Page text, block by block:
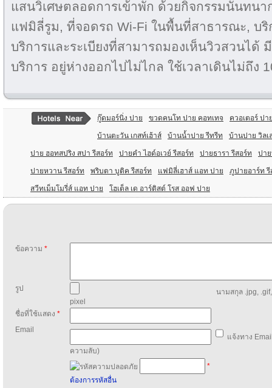
แสนวิเศษตลอดการเข้าพัก ด้วยกิจกรรมนันทน
แฟมิลี่รูม, ที่จอดรถ Wi-Fi ในพื้นที่สาธารณะ, บริ
บริการและระเบียงที่สามารถมองเห็นวิวสวนได้
บริการ อยู่ห่างออกไปไม่ไกล ใช้เวลาเดินไม่ถึง
กู๊ดมอร์นิ่ง ปาย ขวดคนโท ปาย คอทเทจ ควอเตอร์ ปา
บ้านตะวัน เกสท์เฮ้าส์ บ้านน้ำปาย รีทรีท บ้านปาย วิลเ
ปาย ฮอทสปริง สปา รีสอร์ท ปายคํา ไฮด์อเวย์ รีสอร์ท ปายธารา รีสอร์ท ปา
ปายหวาน รีสอร์ท พริบตา บูติค รีสอร์ท แฟมิลี่เฮาส์ แอท ปาย ภูปายอาร์ท รี
สวีทเม็มโมรี่ส์ แอท ปาย โฮเต็ล เด อาร์ติสต์ โรส ออฟ ปาย
ข้อความ *
รูป
นามสกุล .jpg,
pixel
ชื่อที่ใช้แสดง *
Email
แจ้งทาง
ความลับ)
*
ต้องการรหัสอื่น